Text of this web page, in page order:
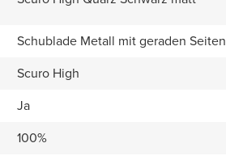
Schublade Metall mit geraden Seiten
Scuro High
Ja
100%